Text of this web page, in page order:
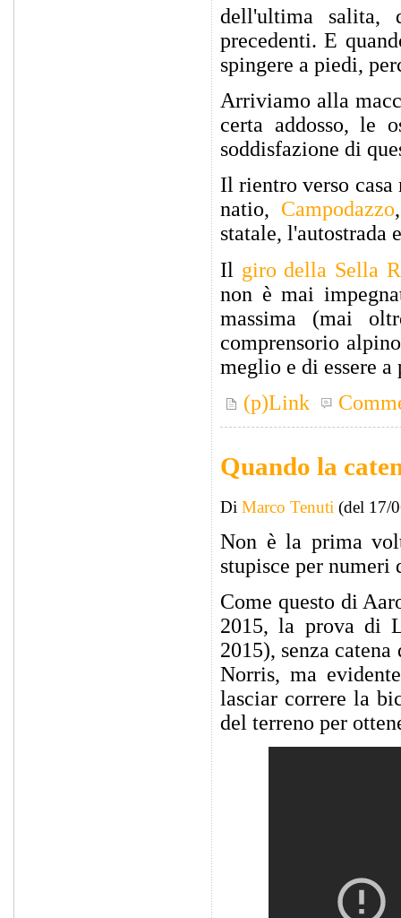
dell'ultima salita,
precedenti. E
spingere a piedi,
Arriviamo alla
certa addosso, le
soddisfazione di
Il rientro verso
natio, Campodazzo
statale, l'autostrada
Il giro della Sella
non è mai
massima (mai
comprensorio
meglio e di essere a
(p)Link
Quando la
Di Marco Tenuti (del 17/
Non è la prima
stupisce per numeri
Come questo di
2015, la prova di
2015), senza
Norris, ma
lasciar correre la
del terreno per